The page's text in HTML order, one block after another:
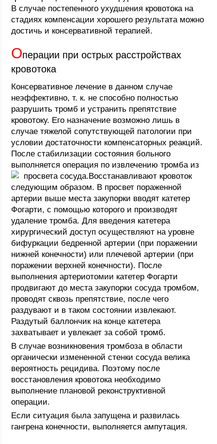
В случае постепенного ухудшения кровотока на
стадиях компенсации хорошего результата можно
достичь и консервативной терапией.
Операции при острых расстройствах
кровотока
Консервативное лечение в данном случае
неэффективно, т. к. не способно полностью
разрушить тромб и устранить препятствие
кровотоку. Его назначение возможно лишь в
случае тяжелой сопутствующей патологии при
условии достаточности компенсаторных реакций.
После стабилизации состояния больного
выполняется операция по извлечению тромба из
просвета сосуда.Восстанавливают кровоток
следующим образом. В просвет пораженной
артерии выше места закупорки вводят катетер
Фогарти, с помощью которого и производят
удаление тромба. Для введения катетера
хирургический доступ осуществляют на уровне
бифуркации бедренной артерии (при поражении
нижней конечности) или плечевой артерии (при
поражении верхней конечности). После
выполнения артериотомии катетер Фогарти
продвигают до места закупорки сосуда тромбом,
проводят сквозь препятствие, после чего
раздувают и в таком состоянии извлекают.
Раздутый баллончик на конце катетера
захватывает и увлекает за собой тромб.
В случае возникновения тромбоза в области
органически измененной стенки сосуда велика
вероятность рецидива. Поэтому после
восстановления кровотока необходимо
выполнение плановой реконструктивной
операции.
Если ситуация была запущена и развилась
гангрена конечности, выполняется ампутация.